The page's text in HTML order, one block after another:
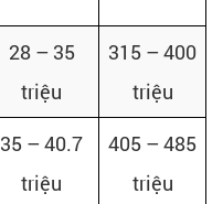
28 – 35
triệu
315 – 400
triệu
35 – 40.7
triệu
405 – 485
triệu